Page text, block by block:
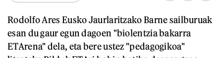
Rodolfo Ares Eusko Jaurlaritzako Barne sailburuak
esan du gaur egun dagoen "biolentzia bakarra
ETArena" dela, eta bere ustez "pedagogikoa"